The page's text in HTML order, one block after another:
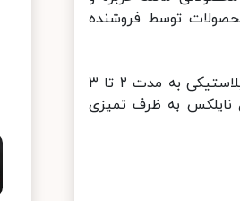
توسط فروشنده
در پایان این راهنما، با تاکید بر ماندگاری ویروس کرونا بر روی کیسه‌های پلاستیکی به مدت ۲ تا ۳
به ظرف تمیزی